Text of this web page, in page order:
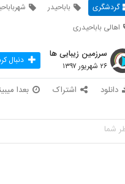
گردشگری باباحیدر
اهالی باباحیدری
سرزمین زیبایی ها
۲۶ شهریور ۱۳۹۷ دنبال
دانلود اشتراک بعدا